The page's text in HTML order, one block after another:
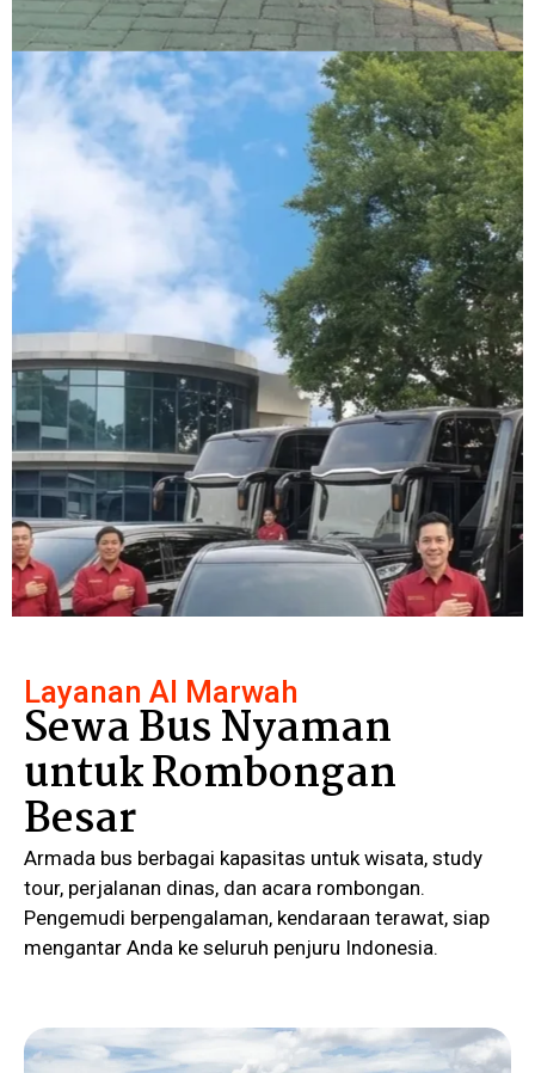
Layanan Al Marwah
Sewa Bus Nyaman
untuk Rombongan
Besar
Armada bus berbagai kapasitas untuk wisata, study
tour, perjalanan dinas, dan acara rombongan.
Pengemudi berpengalaman, kendaraan terawat, siap
mengantar Anda ke seluruh penjuru Indonesia.